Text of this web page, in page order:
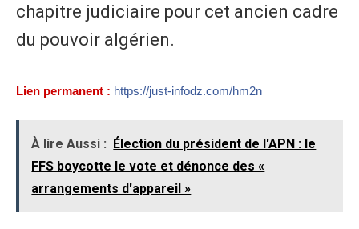
chapitre judiciaire pour cet ancien cadre
du pouvoir algérien.
Lien permanent : https://just-infodz.com/hm2n
À lire Aussi : Élection du président de l'APN : le
FFS boycotte le vote et dénonce des «
arrangements d'appareil »